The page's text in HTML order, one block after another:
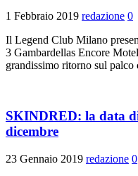
1 Febbraio 2019 redazione 0
Il Legend Club Milano
3 Gambardellas Encore
grandissimo ritorno sul palco
SKINDRED: la data
dicembre
23 Gennaio 2019 redazione 0